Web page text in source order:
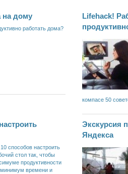
на дому
работать дома?
Lifehack!
компасе 50
способов настроить
стол так, чтобы
продуктивности
минимум времени и
Экскурсия
Яндекса